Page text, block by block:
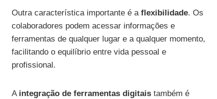
Outra característica importante é a flexibilidade. Os
colaboradores podem acessar informações e
ferramentas de qualquer lugar e a qualquer momento,
facilitando o equilíbrio entre vida pessoal e
profissional.
A integração de ferramentas digitais também é